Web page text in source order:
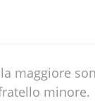
maggiore
minore.